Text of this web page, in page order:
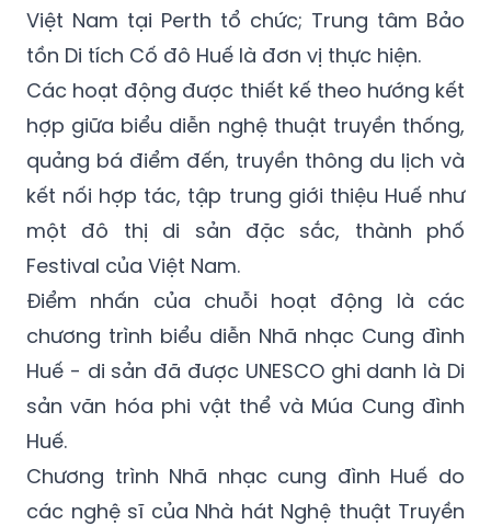
Việt Nam tại Perth tổ chức; Trung tâm Bảo
tồn Di tích Cố đô Huế là đơn vị thực hiện.
Các hoạt động được thiết kế theo hướng kết
hợp giữa biểu diễn nghệ thuật truyền thống,
quảng bá điểm đến, truyền thông du lịch và
kết nối hợp tác, tập trung giới thiệu Huế như
một đô thị di sản đặc sắc, thành phố
Festival của Việt Nam.
Điểm nhấn của chuỗi hoạt động là các
chương trình biểu diễn Nhã nhạc Cung đình
Huế - di sản đã được UNESCO ghi danh là Di
sản văn hóa phi vật thể và Múa Cung đình
Huế.
Chương trình Nhã nhạc cung đình Huế do
các nghệ sĩ của Nhà hát Nghệ thuật Truyền